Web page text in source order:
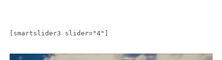
[smartslider3 slider="4"]